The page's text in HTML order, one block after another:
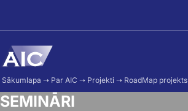
Sākumlapa ➝ Par AIC ➝ Projekti ➝ RoadMap projekts
SEMINĀRI